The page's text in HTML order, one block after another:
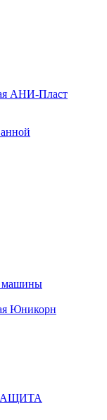
АНИ-Пласт
машины
Юникорн